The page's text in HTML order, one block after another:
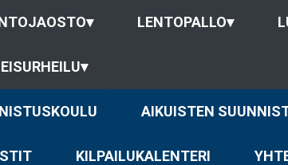
▾ LENTOPALLO▾
▾
AIKUISTEN
KILPAILUKALENTERI